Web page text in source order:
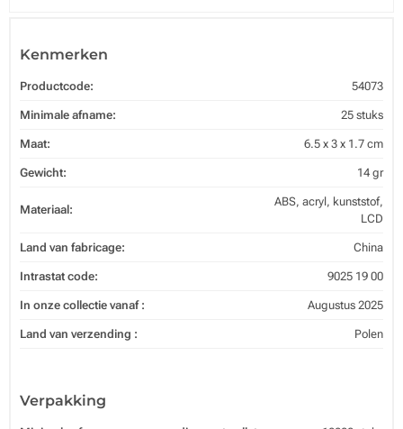
Kenmerken
Productcode: 54073
Minimale afname: 25 stuks
Maat: 6.5 x 3 x 1.7 cm
Gewicht: 14 gr
Materiaal:
ABS, acryl, kunststof,
LCD
Land van fabricage: China
Intrastat code: 9025 19 00
In onze collectie vanaf : Augustus 2025
Land van verzending : Polen
Verpakking